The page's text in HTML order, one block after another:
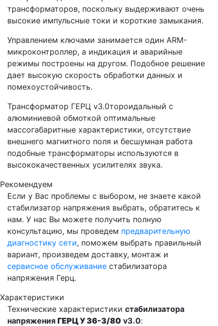
трансформаторов, поскольку выдерживают очень
высокие импульсные токи и короткие замыкания.
Управлением ключами занимается один ARM-
микроконтроллер, а индикация и аварийные
режимы построены на другом. Подобное решение
дает высокую скорость обработки данных и
помехоустойчивость.
Трансформатор ГЕРЦ v3.0тороидальный с
алюминиевой обмоткой оптимальные
массогабаритные характеристики, отсутствие
внешнего магнитного поля и бесшумная работа
подобные трансформаторы используются в
высококачественных усилителях звука.
Рекомендуем
Если у Вас проблемы с выбором, не знаете какой
стабилизатор напряжения выбрать, обратитесь к
нам. У нас Вы можете получить полную
консультацию, мы проведем предварительную
диагностику сети, поможем выбрать правильный
вариант, произведем доставку, монтаж и
сервисное обслуживание стабилизатора
напряжения Герц.
Характеристики
Технические характеристики стабилизатора
напряжения ГЕРЦ У 36-3/80 v3.0: